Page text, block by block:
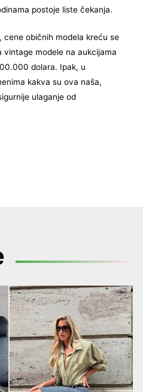
postoje liste čekanja.
cene običnih modela kreću se
vintage modele na aukcijama
dolara. Ipak, u
kakva su ova naša,
ulaganje od